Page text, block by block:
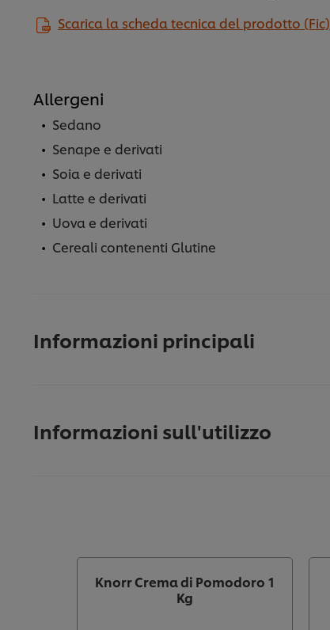
Scarica la scheda tecnica del prodotto (Fic)
Allergeni
Sedano
Senape e derivati
Soia e derivati
Latte e derivati
Uova e derivati
Cereali contenenti Glutine
Informazioni principali
Informazioni sull'utilizzo
Knorr Crema di Pomodoro 1
Kg